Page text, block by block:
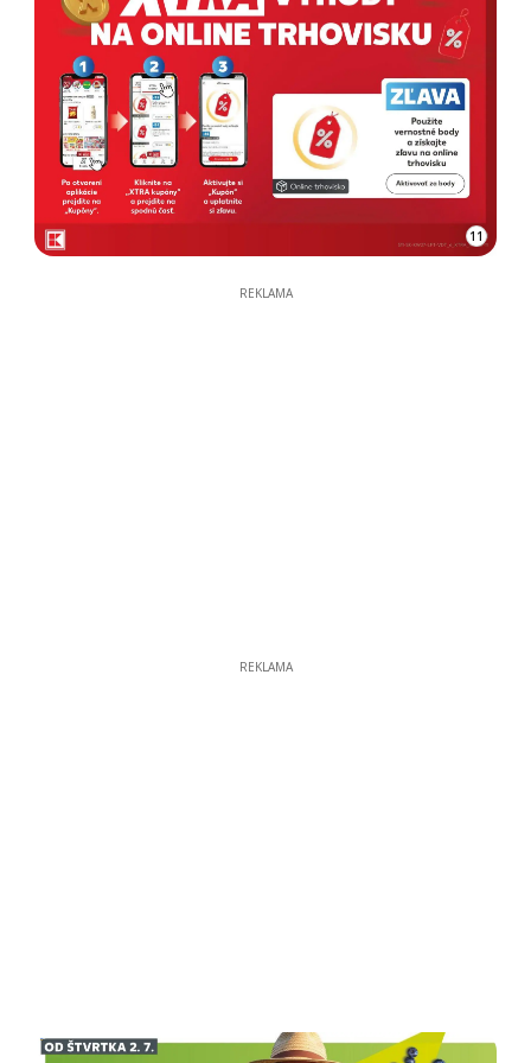
11
REKLAMA
REKLAMA